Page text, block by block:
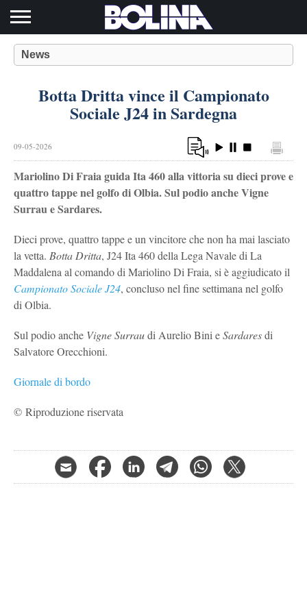
News
Botta Dritta vince il Campionato
Sociale J24 in Sardegna
09-05-2026
Mariolino Di Fraia guida Ita 460 alla vittoria su dieci prove e
quattro tappe nel golfo di Olbia. Sul podio anche Vigne
Surrau e Sardares.
Dieci prove, quattro tappe e un vincitore che non ha mai lasciato
la vetta. Botta Dritta, J24 Ita 460 della Lega Navale di La
Maddalena al comando di Mariolino Di Fraia, si è aggiudicato il
Campionato Sociale J24, concluso nel fine settimana nel golfo
di Olbia.
Sul podio anche Vigne Surraudi Aurelio Bini eSardaresdi
Salvatore Orecchioni.
Giornale di bordo
© Riproduzione riservata